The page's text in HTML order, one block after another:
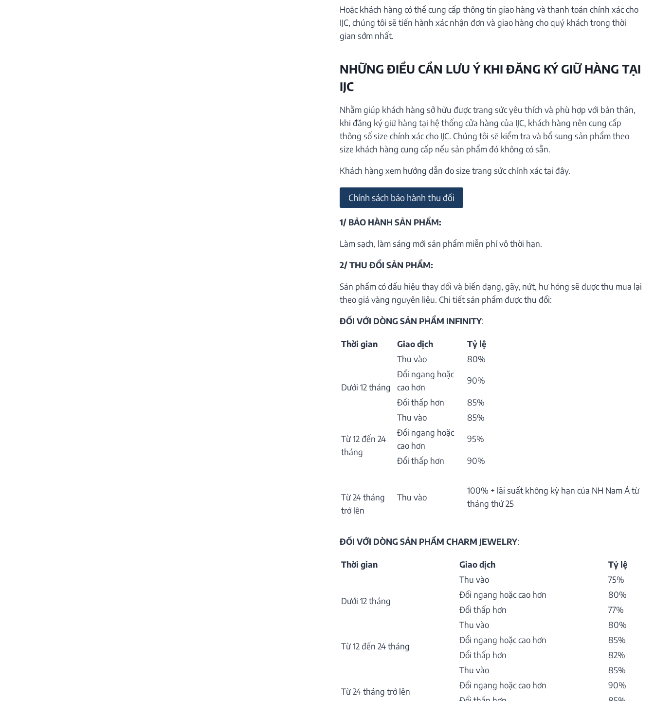
Hoặc khách hàng có thể cung cấp thông tin giao hàng và thanh toán chính xác cho
IJC, chúng tôi sẽ tiến hành xác nhận đơn và giao hàng cho quý khách trong thời
gian sớm nhất.
NHỮNG ĐIỀU CẦN LƯU Ý KHI ĐĂNG KÝ GIỮ HÀNG TẠI
IJC
Nhằm giúp khách hàng sở hữu được trang sức yêu thích và phù hợp với bản thân,
khi đăng ký giữ hàng tại hệ thống cửa hàng của IJC, khách hàng nên cung cấp
thông số size chính xác cho IJC. Chúng tôi sẽ kiểm tra và bổ sung sản phẩm theo
size khách hàng cung cấp nếu sản phẩm đó không có sẵn.
Khách hàng xem hướng dẫn đo size trang sức chính xác tại đây.
Chính sách bảo hành thu đổi
1/ BẢO HÀNH SẢN PHẨM:
Làm sạch, làm sáng mới sản phẩm miễn phí vô thời hạn.
2/ THU ĐỔI SẢN PHẨM:
Sản phẩm có dấu hiệu thay đổi và biến dạng, gãy, nứt, hư hỏng sẽ được thu mua lại
theo giá vàng nguyên liệu. Chi tiết sản phẩm được thu đổi:
ĐỐI VỚI DÒNG SẢN PHẨM INFINITY:
Thời gian Giao dịch Tỷ lệ
Dưới 12 tháng
Thu vào
80%
Đổi ngang hoặc
cao hơn
90%
Đổi thấp hơn 85%
Từ 12 đến 24
tháng
Thu vào
85%
Đổi ngang hoặc
cao hơn
95%
Đổi thấp hơn 90%
Từ 24 tháng
trở lên
Thu vào
100% + lãi suất không kỳ hạn của NH Nam Á từ
tháng thứ 25
ĐỐI VỚI DÒNG SẢN PHẨM CHARM JEWELRY:
Thời gian Giao dịch Tỷ lệ
Dưới 12 tháng
Thu vào
75%
Đổi ngang hoặc cao hơn
80%
Đổi thấp hơn
77%
Từ 12 đến 24 tháng
Thu vào
80%
Đổi ngang hoặc cao hơn
85%
Đổi thấp hơn
82%
Từ 24 tháng trở lên
Thu vào
85%
Đổi ngang hoặc cao hơn
90%